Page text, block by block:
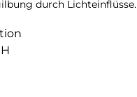
durch Lichteinflüsse.